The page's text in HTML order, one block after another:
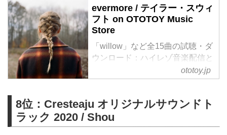
evermore / テイラー・スウィ
フト on OTOTOY Music
Store
「willow」など全15曲の試聴・ダ
ウンロード：ハイレゾ音楽配信と
音楽記事はOTOTOYで！ テイラ
ー・スウィフト、9枚目となるス
サプライズ・リリース！
7月にリリースしたスタジオ・ア
ルバム『folklore』と対になる作
ototoy.jp
8位：Cresteaju オリジナルサウンドト
ラック 2020 / Shou